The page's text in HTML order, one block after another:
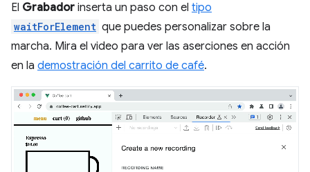
El Grabador inserta un paso con el tipo
waitForElement que puedes personalizar sobre la
marcha. Mira el video para ver las aserciones en acción
en la demostración del carrito de café.